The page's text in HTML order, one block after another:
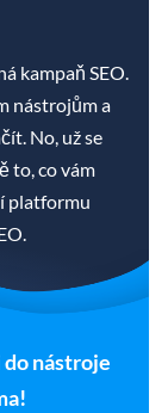
kampaň SEO.
nástrojům a
No, už se
to, co vám
platformu
nástroje